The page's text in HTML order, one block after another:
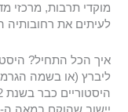
מוקדי תרבות, מרכזי
לעיתים את
איך הכל התחיל?
ליברץ (או בשמה
יישוב שהוקם במאה ה-11 או ה-12 לאורך נתיב הסחר בין בוהמיה